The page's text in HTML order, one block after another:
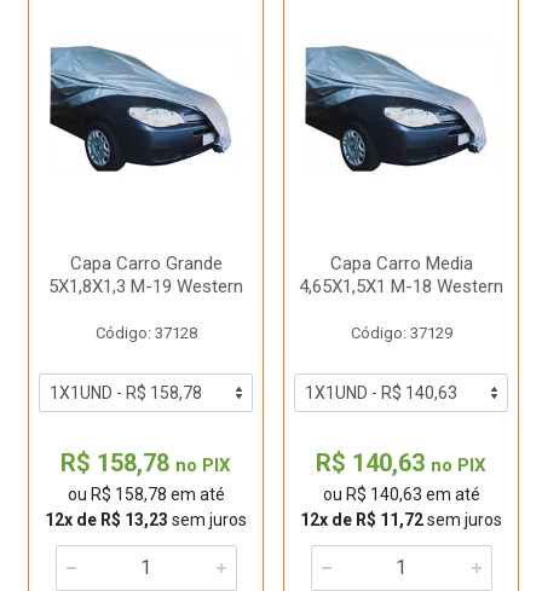
Capa Carro Grande
5X1,8X1,3 M-19 Western
Código: 37128
R$ 158,78 no PIX
ou R$ 158,78 em até
12x de R$ 13,23 sem juros
Capa Carro Media
4,65X1,5X1 M-18 Western
Código: 37129
R$ 140,63 no PIX
ou R$ 140,63 em até
12x de R$ 11,72sem juros